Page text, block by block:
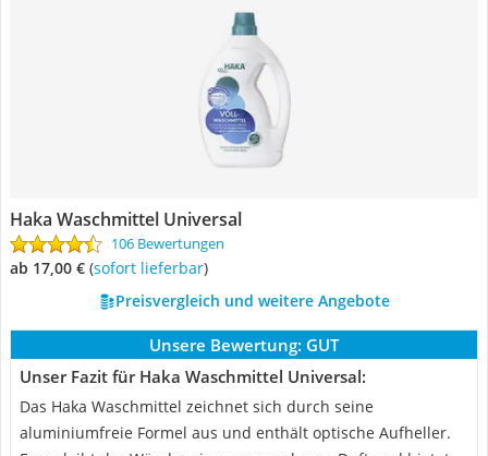
Haka Waschmittel Universal
106 Bewertungen
ab 17,00 € ( Sofort lieferbar)
Preisvergleich und weitere Angebote
Unsere Bewertung: GUT
Unser Fazit für Haka Waschmittel Universal:
Das Haka Waschmittel zeichnet sich durch seine
aluminiumfreie Formel aus und enthält optische Aufheller.